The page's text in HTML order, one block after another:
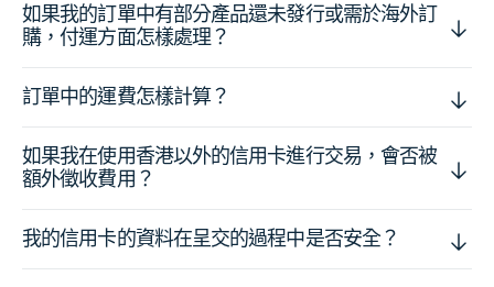
如果我的訂單中有部分產品還未發行或需於海外訂
購，付運方面怎樣處理？
訂單中的運費怎樣計算？
如果我在使用香港以外的信用卡進行交易，會否被
額外徵收費用？
我的信用卡的資料在呈交的過程中是否安全？